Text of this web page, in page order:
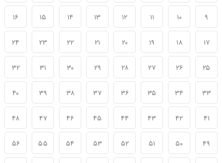
۹ ۱۰ ۱۱ ۱۲ ۱۳ ۱۴ ۱۵ ۱۶
۱۷ ۱۸ ۱۹ ۲۰ ۲۱ ۲۲ ۲۳ ۲۴
۲۵ ۲۶ ۲۷ ۲۸ ۲۹ ۳۰ ۳۱ ۳۲
۳۳ ۳۴ ۳۵ ۳۶ ۳۷ ۳۸ ۳۹ ۴۰
۴۱ ۴۲ ۴۳ ۴۴ ۴۵ ۴۶ ۴۷ ۴۸
۴۹ ۵۰ ۵۱ ۵۲ ۵۳ ۵۴ ۵۵ ۵۶